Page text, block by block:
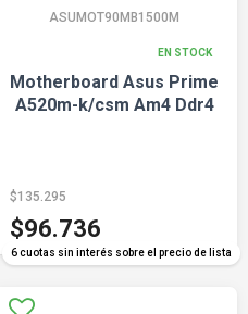
ASUMOT90MB1500M
EN STOCK
Motherboard Asus Prime
A520m-k/csm Am4 Ddr4
6 cuotas sin interés sobre el precio de lista
$135.295
$96.736